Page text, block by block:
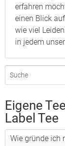
erfahren
einen Blick auf
wie viel
in jedem
Eigene
Label Tee
Wie gründe ich